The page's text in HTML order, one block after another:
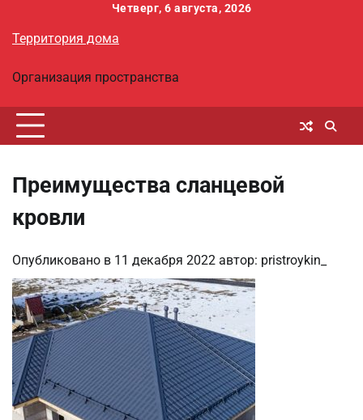
содержимому
Четверг, 6 августа, 2026
Территория дома
Организация пространства
Преимущества сланцевой
кровли
Опубликовано в 11 декабря 2022 автор: pristroykin_